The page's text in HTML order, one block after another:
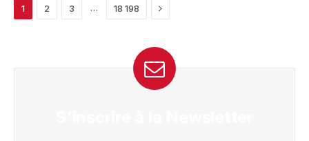
1 2 3 … 18 198 Next